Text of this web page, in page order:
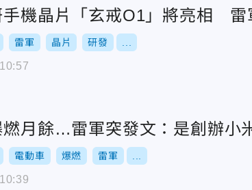
手機晶片「玄戒O1」將亮相 雷
雷軍 晶片 研發
燃月餘…雷軍突發文：是創辦小
電動車 爆燃 雷軍